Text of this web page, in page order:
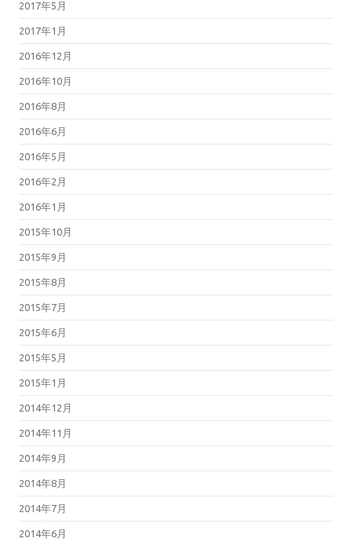
2017年5月
2017年1月
2016年12月
2016年10月
2016年8月
2016年6月
2016年5月
2016年2月
2016年1月
2015年10月
2015年9月
2015年8月
2015年7月
2015年6月
2015年5月
2015年1月
2014年12月
2014年11月
2014年9月
2014年8月
2014年7月
2014年6月